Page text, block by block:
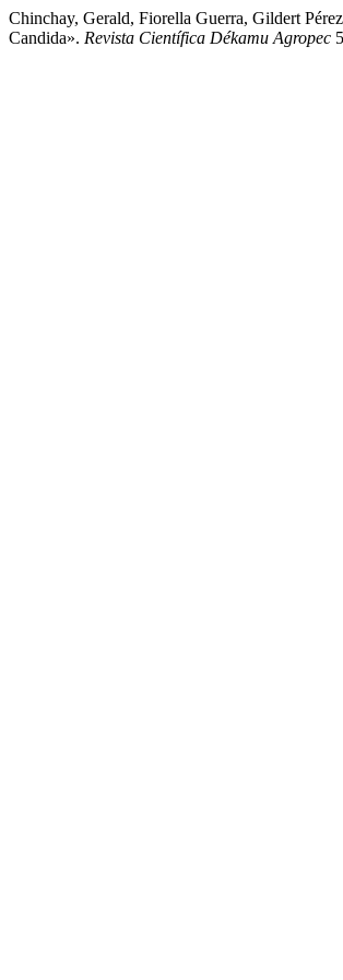
Chinchay, Gerald, Fiorella Guerra, Gildert
Candida». Revista Científica Dékamu Agropec